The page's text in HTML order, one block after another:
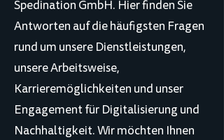
Spedination GmbH. Hier finden Sie
Antworten auf die häufigsten Fragen
rund um unsere Dienstleistungen,
unsere Arbeitsweise,
Karrieremöglichkeiten und unser
Engagement für Digitalisierung und
Nachhaltigkeit. Wir möchten Ihnen